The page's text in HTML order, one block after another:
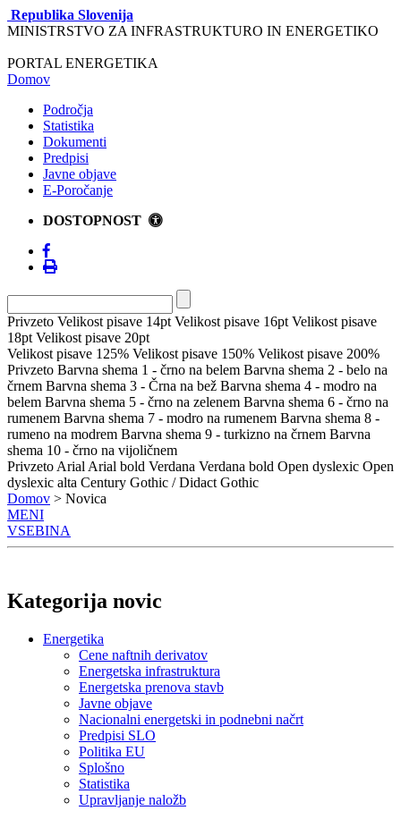
Republika Slovenija
MINISTRSTVO ZA INFRASTRUKTURO IN ENERGETIKO
PORTAL ENERGETIKA
Domov
Področja
Statistika
Dokumenti
Predpisi
Javne objave
E-Poročanje
DOSTOPNOST
Privzeto Velikost pisave 14pt Velikost pisave 16pt Velikost pisave
18pt Velikost pisave 20pt
Velikost pisave 125% Velikost pisave 150% Velikost pisave 200%
Privzeto Barvna shema 1 - črno na belem Barvna shema 2 - belo na
črnem Barvna shema 3 - Črna na bež Barvna shema 4 - modro na
belem Barvna shema 5 - črno na zelenem Barvna shema 6 - črno na
rumenem Barvna shema 7 - modro na rumenem Barvna shema 8 -
rumeno na modrem Barvna shema 9 - turkizno na črnem Barvna
shema 10 - črno na vijoličnem
Privzeto Arial Arial bold Verdana Verdana bold Open dyslexic Open
dyslexic alta Century Gothic / Didact Gothic
Domov > Novica
MENI
VSEBINA
Kategorija novic
Energetika
Cene naftnih derivatov
Energetska infrastruktura
Energetska prenova stavb
Javne objave
Nacionalni energetski in podnebni načrt
Predpisi SLO
Politika EU
Splošno
Statistika
Upravljanje naložb